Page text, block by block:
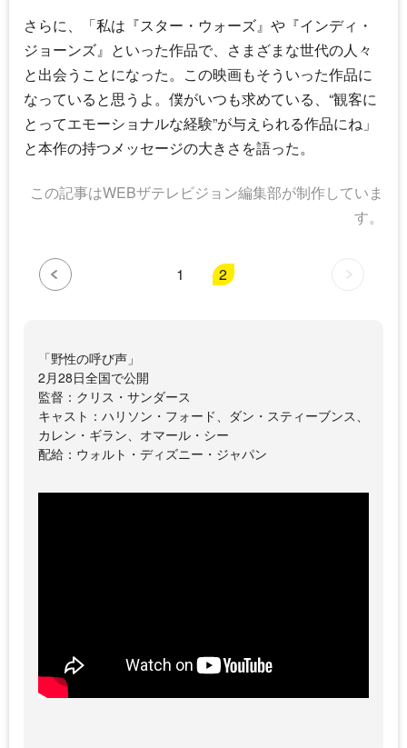
さらに、「私は『スター・ウォーズ』や『インディ・
ジョーンズ』といった作品で、さまざまな世代の人々
と出会うことになった。この映画もそういった作品に
なっていると思うよ。僕がいつも求めている、“観客に
とってエモーショナルな経験”が与えられる作品にね」
と本作の持つメッセージの大きさを語った。
この記事はWEBザテレビジョン編集部が制作していま
す。
1 2
「野性の呼び声」
2月28日全国で公開
監督：クリス・サンダース
キャスト：ハリソン・フォード、ダン・スティーブンス、
カレン・ギラン、オマール・シー
配給：ウォルト・ディズニー・ジャパン